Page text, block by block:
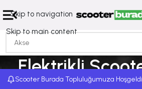
Skip to navigation
Skip to main content
Elektrikli
Ana Sayfa Elektrikli
Scooter Burada Topluluğumuza